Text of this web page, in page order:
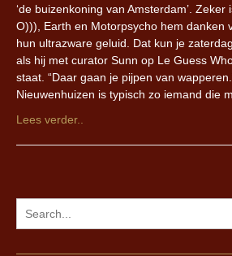
‘de buizenkoning van Amsterdam’.
O))), Earth en Motorpsycho hem danken
hun ultrazware geluid. Dat kun je
als hij met curator Sunn op Le Guess
staat. “Daar gaan je pijpen van
Nieuwenhuizen is typisch zo iemand die
Lees verder..